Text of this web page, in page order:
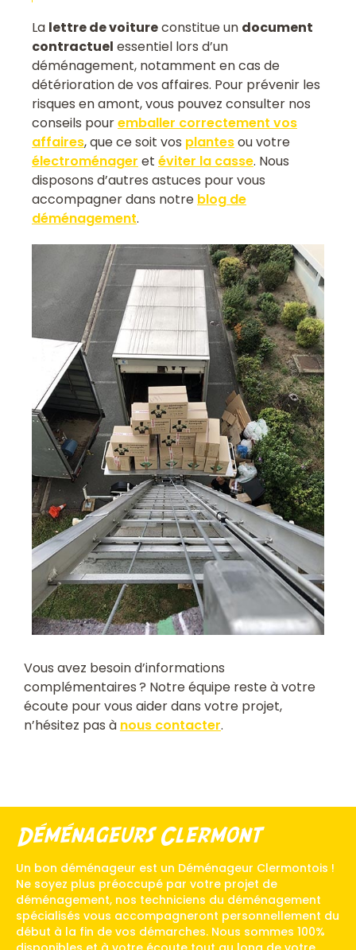
La lettre de voitureconstitue un document
contractuel essentiel lors d’un
déménagement, notamment en cas de
détérioration de vos affaires. Pour prévenir les
risques en amont, vous pouvez consulter nos
conseils pouremballer correctement vos
affaires, que ce soit vos plantesou votre
électroménager et éviter la casse. Nous
disposons d’autres astuces pour vous
accompagner dans notre blog de
déménagement.
Vous avez besoin d’informations
complémentaires ? Notre équipe reste à votre
écoute pour vous aider dans votre projet,
n’hésitez pas à nous contacter.
Déménageurs Clermont
Un bon déménageur est un Déménageur Clermontois !
Ne soyez plus préoccupé par votre projet de
déménagement, nos techniciens du déménagement
spécialisés vous accompagneront personnellement du
début à la fin de vos démarches. Nous sommes 100%